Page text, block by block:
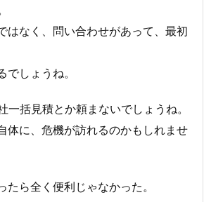
はなく、問い合わせがあって、最初
しょうね。
一括見積とか頼まないでしょうね。
体に、危機が訪れるのかもしれませ
ら全く便利じゃなかった。